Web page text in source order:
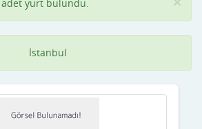
adet yurt bulundu.
İstanbul